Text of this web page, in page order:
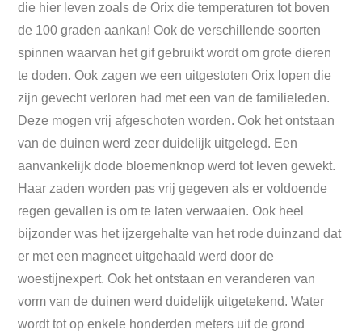
die hier leven zoals de Orix die temperaturen tot boven
de 100 graden aankan! Ook de verschillende soorten
spinnen waarvan het gif gebruikt wordt om grote dieren
te doden. Ook zagen we een uitgestoten Orix lopen die
zijn gevecht verloren had met een van de familieleden.
Deze mogen vrij afgeschoten worden. Ook het ontstaan
van de duinen werd zeer duidelijk uitgelegd. Een
aanvankelijk dode bloemenknop werd tot leven gewekt.
Haar zaden worden pas vrij gegeven als er voldoende
regen gevallen is om te laten verwaaien. Ook heel
bijzonder was het ijzergehalte van het rode duinzand dat
er met een magneet uitgehaald werd door de
woestijnexpert. Ook het ontstaan en veranderen van
vorm van de duinen werd duidelijk uitgetekend. Water
wordt tot op enkele honderden meters uit de grond